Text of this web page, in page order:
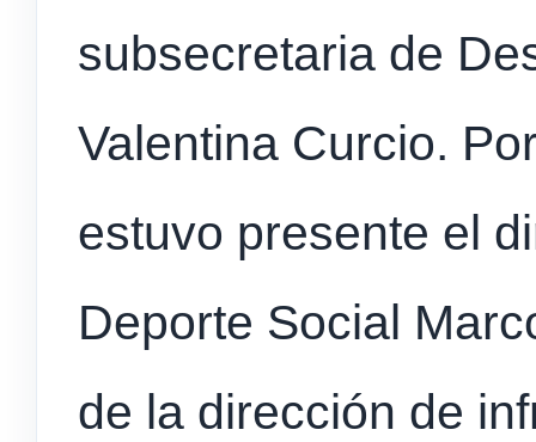
subsecretaria de
Valentina Curcio.
estuvo presente el
Deporte Social
de la dirección de